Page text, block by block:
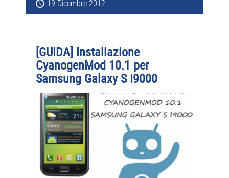
19 Dicembre 2012
[GUIDA] Installazione
CyanogenMod 10.1 per
Samsung Galaxy S I9000